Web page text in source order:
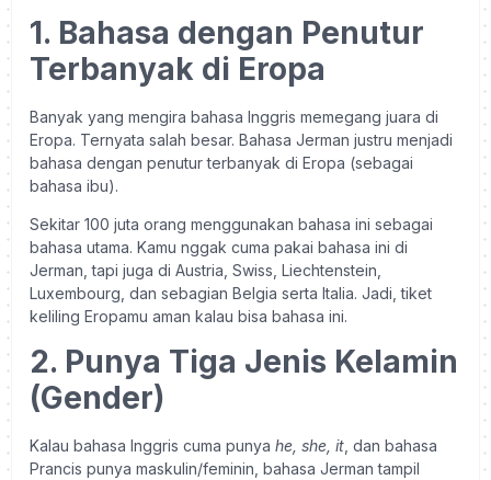
1. Bahasa dengan Penutur
Terbanyak di Eropa
Banyak yang mengira bahasa Inggris memegang juara di
Eropa. Ternyata salah besar. Bahasa Jerman justru menjadi
bahasa dengan penutur terbanyak di Eropa (sebagai
bahasa ibu).
Sekitar 100 juta orang menggunakan bahasa ini sebagai
bahasa utama. Kamu nggak cuma pakai bahasa ini di
Jerman, tapi juga di Austria, Swiss, Liechtenstein,
Luxembourg, dan sebagian Belgia serta Italia. Jadi, tiket
keliling Eropamu aman kalau bisa bahasa ini.
2. Punya Tiga Jenis Kelamin
(Gender)
Kalau bahasa Inggris cuma punya he, she, it , dan bahasa
Prancis punya maskulin/feminin, bahasa Jerman tampil